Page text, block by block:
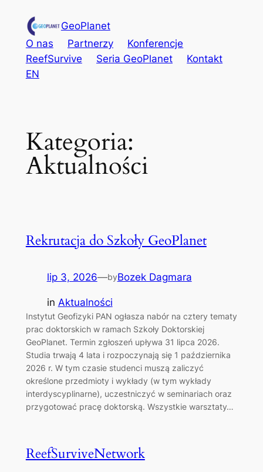
treści
GeoPlanet
O nas
Partnerzy
Konferencje
ReefSurvive
Seria GeoPlanet
Kontakt
EN
Kategoria:
Aktualności
Rekrutacja do Szkoły GeoPlanet
lip 3, 2026—byBozek Dagmara
in Aktualności
Instytut Geofizyki PAN ogłasza nabór na cztery tematy
prac doktorskich w ramach Szkoły Doktorskiej
GeoPlanet. Termin zgłoszeń upływa 31 lipca 2026.
Studia trwają 4 lata i rozpoczynają się 1 października
2026 r. W tym czasie studenci muszą zaliczyć
określone przedmioty i wykłady (w tym wykłady
interdyscyplinarne), uczestniczyć w seminariach oraz
przygotować pracę doktorską. Wszystkie warsztaty…
ReefSurviveNetwork